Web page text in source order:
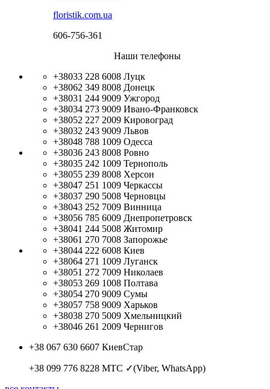
floristik.com.ua
606-756-361
Наши телефоны
+38033 228 6008 Луцк
+38062 349 8008 Донецк
+38031 244 9009 Ужгород
+38034 273 9009 Ивано-Франковск
+38052 227 2009 Кировоград
+38032 243 9009 Львов
+38048 788 1009 Одесса
+38036 243 8008 Ровно
+38035 242 1009 Тернополь
+38055 239 8008 Херсон
+38047 251 1009 Черкассы
+38037 290 5008 Черновцы
+38043 252 7009 Винница
+38056 785 6009 Днепропетровск
+38041 244 5008 Житомир
+38061 270 7008 Запорожье
+38044 222 6008 Киев
+38064 271 1009 Луганск
+38051 272 7009 Николаев
+38053 269 1008 Полтава
+38054 270 9009 Сумы
+38057 758 9009 Харьков
+38038 270 5009 Хмельницкий
+38046 261 2009 Чернигов
+38 067 630 6607 КиевСтар
+38 099 776 8228 МТС ✓(Viber, WhatsApp)